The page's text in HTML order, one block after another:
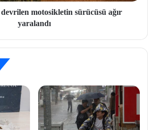
motosikletin sürücüsü ağır
yaralandı